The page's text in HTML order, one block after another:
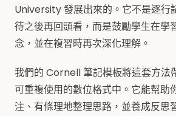
University 發展出來的。它不是逐行
待之後再回頭看，而是鼓勵學生在學
念，並在複習時再次深化理解。
我們的 Cornell 筆記模板將這套方法
可重複使用的數位格式中。它能幫助
注、有條理地整理思路，並養成反思